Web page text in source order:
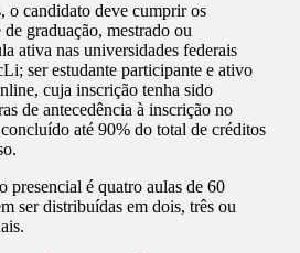
o candidato deve cumprir os
graduação, mestrado ou
ativa nas universidades federais
ser estudante participante e ativo
cuja inscrição tenha sido
de antecedência à inscrição no
até 90% do total de créditos
presencial é quatro aulas de 60
ser distribuídas em dois, três ou